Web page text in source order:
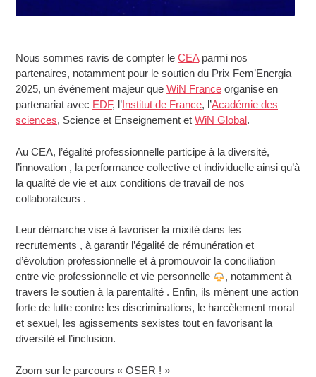
Nous sommes ravis de compter leCEAparmi nos
partenaires, notamment pour le soutien du Prix Fem’Energia
2025, un événement majeur queWiN France organise en
partenariat avec EDF, l’Institut de France, l’Académie des
sciences, Science et Enseignement etWiN Global.
Au CEA, l’égalité professionnelle participe à la diversité,
l’innovation , la performance collective et individuelle ainsi qu’à
la qualité de vie et aux conditions de travail de nos
collaborateurs .
Leur démarche vise à favoriser la mixité dans les
recrutements , à garantir l’égalité de rémunération et
d’évolution professionnelle et à promouvoir la conciliation
entre vie professionnelle et vie personnelle
, notamment à
travers le soutien à la parentalité . Enfin, ils mènent une action
forte de lutte contre les discriminations, le harcèlement moral
et sexuel, les agissements sexistes tout en favorisant la
diversité et l’inclusion.
Zoom sur le parcours « OSER ! »